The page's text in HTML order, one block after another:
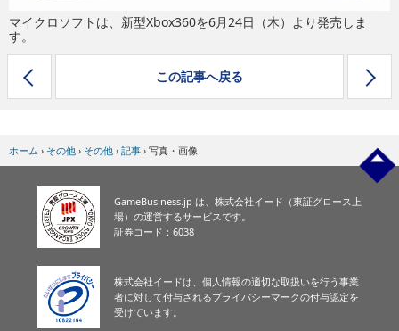
マイクロソフトは、新型Xbox360を6月24日（木）より発売しま
す。
この記事へ戻る
ホーム › その他 › その他 › 記事 › 写真・画像
GameBusiness.jp は、株式会社イード（東証グロース上
場）の運営するサービスです。
証券コード：6038
株式会社イードは、個人情報の適切な取扱いを行う事業
者に対して付与されるプライバシーマークの付与認定を
受けています。